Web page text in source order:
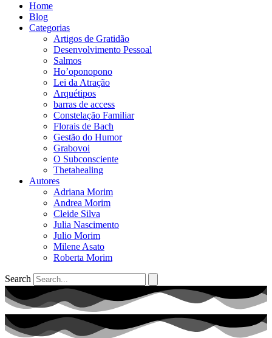
Home
Blog
Categorias
Artigos de Gratidão
Desenvolvimento Pessoal
Salmos
Ho’oponopono
Lei da Atração
Arquétipos
barras de access
Constelação Familiar
Florais de Bach
Gestão do Humor
Grabovoi
O Subconsciente
Thetahealing
Autores
Adriana Morim
Andrea Morim
Cleide Silva
Julia Nascimento
Julio Morim
Milene Asato
Roberta Morim
Search